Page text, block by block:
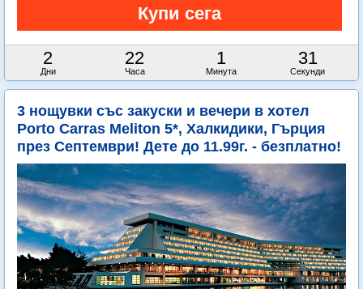
2
Дни
22
Часа
1
Минута
29
Секунди
3 нощувки със закуски и вечери в хотел
Porto Carras Meliton 5*, Халкидики, Гърция
през Септември! Дете до 11.99г. - безплатно!